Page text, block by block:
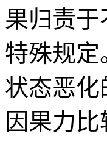
果归责
特殊规
状态恶
因果力